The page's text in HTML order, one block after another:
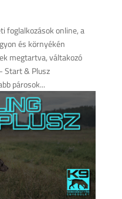
foglalkozások online, a
és környékén
megtartva, váltakozó
Start & Plusz
párosok...